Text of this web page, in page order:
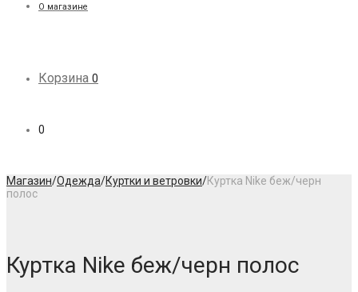
О магазине
Корзина 0
0
Магазин/Одежда/Куртки и ветровки/Куртка Nike беж/черн
полос
Куртка Nike беж/черн полос